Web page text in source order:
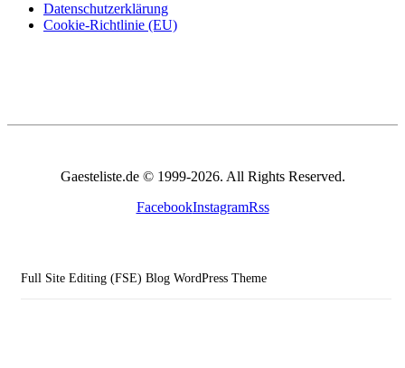
Datenschutzerklärung
Cookie-Richtlinie (EU)
Gaesteliste.de © 1999-2026. All Rights Reserved.
FacebookInstagramRss
Full Site Editing (FSE) Blog WordPress Theme